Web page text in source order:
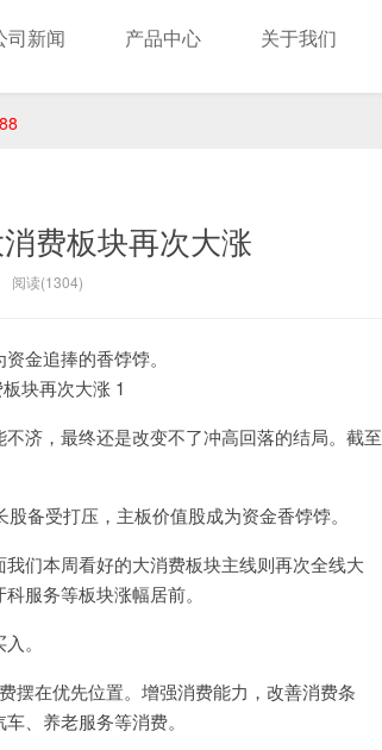
司新闻 产品中心 关于我们
费板块再次大涨
阅读(1304)
金追捧的香饽饽。
济，最终还是改变不了冲高回落的结局。截至
备受打压，主板价值股成为资金香饽饽。
们本周看好的大消费板块主线则再次全线大
服务等板块涨幅居前。
。
摆在优先位置。增强消费能力，改善消费条
、养老服务等消费。